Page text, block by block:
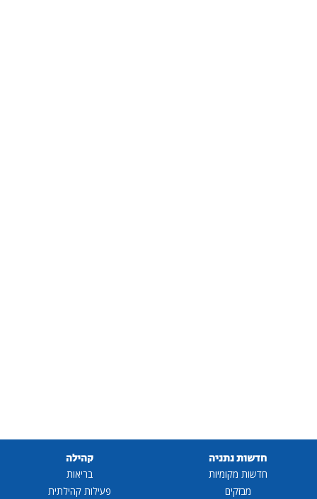
חדשות נתניה
חדשות מקומיות
מבזקים
קהילה
בריאות
פעילות קהילתית